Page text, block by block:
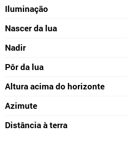
Iluminação
Nascer da lua
Nadir
Pôr da lua
Altura acima do horizonte
Azimute
Distância à terra